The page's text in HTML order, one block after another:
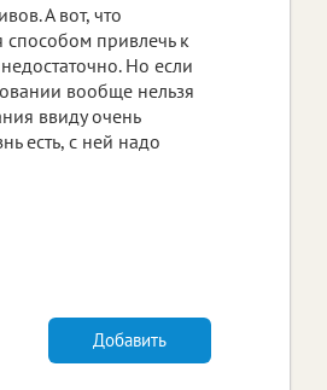
А вот, что
способом привлечь к
Но если
вообще нельзя
ввиду очень
есть, с ней надо
Добавить